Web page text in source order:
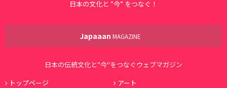
日本の文化と ”今” をつなぐ！
Japaaan MAGAZINE
日本の伝統文化と"今"をつなぐウェブマガジン
トップページ
アート